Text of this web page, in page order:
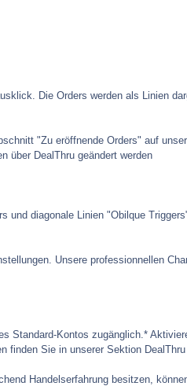
Die Orders werden als Linien
"Zu eröffnende Orders" auf
über DealThru geändert werden
und diagonale Linien "Obilque
Unsere professionnellen
Standard-Kontos zugänglich.*
Sie in unserer Sektion
Handelserfahrung besitzen,